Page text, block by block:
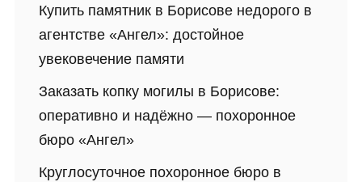
Купить памятник в Борисове недорого в
агентстве «Ангел»: достойное
увековечение памяти
Заказать копку могилы в Борисове:
оперативно и надёжно — похоронное
бюро «Ангел»
Круглосуточное похоронное бюро в